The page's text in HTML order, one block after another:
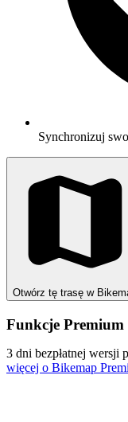
Synchronizuj
Otwórz tę trasę w
Funkcje Premium
3 dni bezpłatnej wersji
więcej o Bikemap